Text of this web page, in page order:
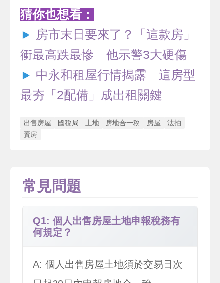
猜你也想看：
► 房市末日要來了？「這款房」
衝最高跌最慘 他示警3大硬傷
► 中永和租屋行情揭露 這房型
最夯「2配備」成出租關鍵
出售房屋 國稅局 土地 房地合一稅 房屋
法拍
賣房
常見問題
Q1: 個人出售房屋土地申報稅務有
何規定？
A: 個人出售房屋土地須於交易日次